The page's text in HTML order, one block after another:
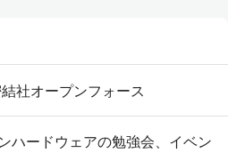
社オープンフォース
ハードウェアの勉強会、イベン